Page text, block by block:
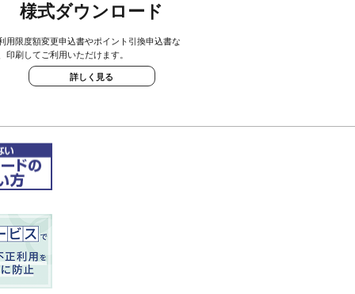
様式ダウンロード
用限度額変更申込書やポイント引換申込書な
印刷してご利用いただけます。
詳しく見る